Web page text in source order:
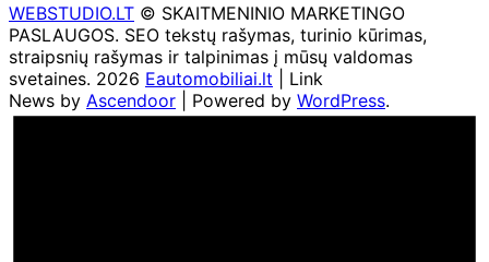
WEBSTUDIO.LT © SKAITMENINIO MARKETINGO
PASLAUGOS. SEO tekstų rašymas, turinio kūrimas,
straipsnių rašymas ir talpinimas į mūsų valdomas
svetaines. 2026 Eautomobiliai.lt | Link
News by Ascendoor | Powered by WordPress.